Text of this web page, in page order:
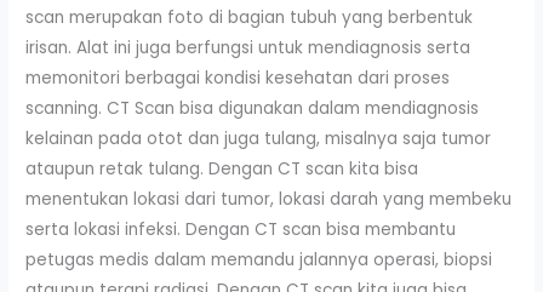
scan merupakan foto di bagian tubuh yang berbentuk
irisan. Alat ini juga berfungsi untuk mendiagnosis serta
memonitori berbagai kondisi kesehatan dari proses
scanning. CT Scan bisa digunakan dalam mendiagnosis
kelainan pada otot dan juga tulang, misalnya saja tumor
ataupun retak tulang. Dengan CT scan kita bisa
menentukan lokasi dari tumor, lokasi darah yang membeku
serta lokasi infeksi. Dengan CT scan bisa membantu
petugas medis dalam memandu jalannya operasi, biopsi